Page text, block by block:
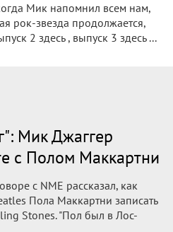
Мик напомнил всем нам,
рок-звезда продолжается,
2 здесь , выпуск 3 здесь ...
Мик Джаггер
с Полом Маккартни
с NME рассказал, как
Пола Маккартни записать
Stones. "Пол был в Лос-